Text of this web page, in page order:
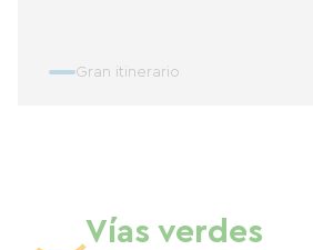
Gran itinerario
Vías verdes